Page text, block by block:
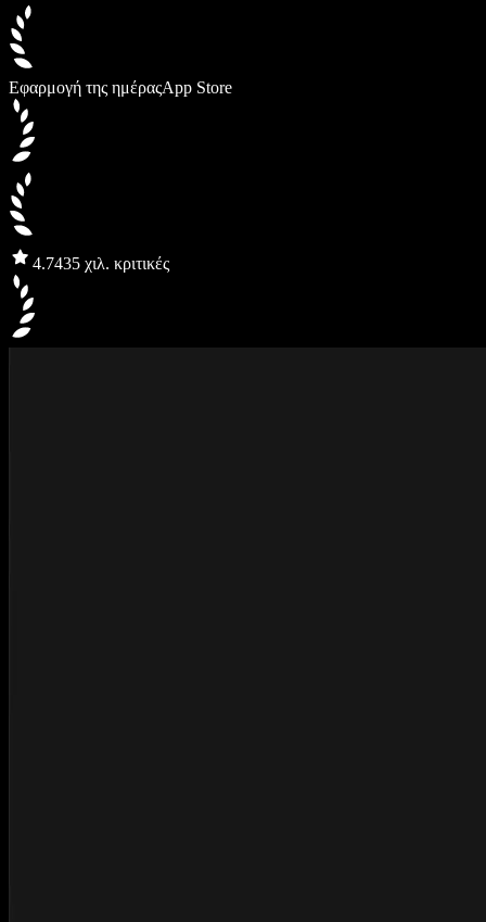
Εφαρμογή της ημέραςApp Store
4.7435 χιλ. κριτικές